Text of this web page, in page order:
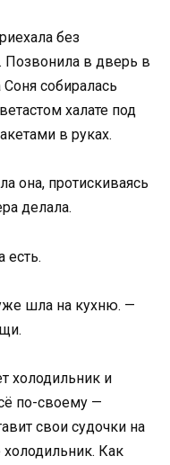
без
в дверь в
собиралась
халате под
в руках.
она, протискиваясь
делала.
есть.
шла на кухню. —
холодильник и
по-своему —
свои судочки на
Как